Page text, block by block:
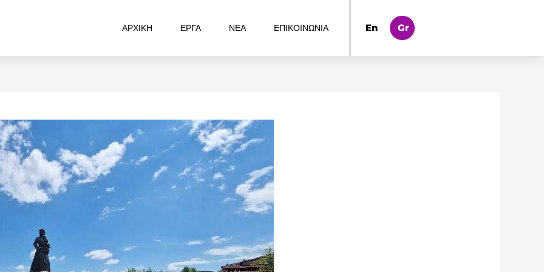
ΑΡΧΙΚΗ ΕΡΓΑ ΝΕΑ ΕΠΙΚΟΙΝΩΝΙΑ En Gr